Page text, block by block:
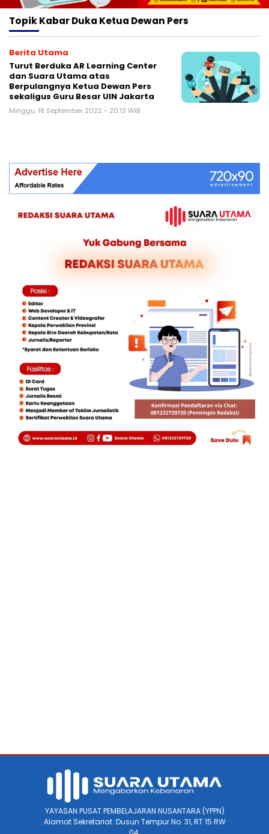
TopikKabar Duka Ketua Dewan Pers
Berita Utama
Turut Berduka AR Learning Center
dan Suara Utama atas
Berpulangnya Ketua Dewan Pers
sekaligus Guru Besar UIN Jakarta
Minggu, 18 September 2022 - 20:13 WIB
YAYASAN PUSAT PEMBELAJARAN NUSANTARA (YPPN)
Alamat Sekretariat :Dusun Tempur No. 31, RT 15 RW